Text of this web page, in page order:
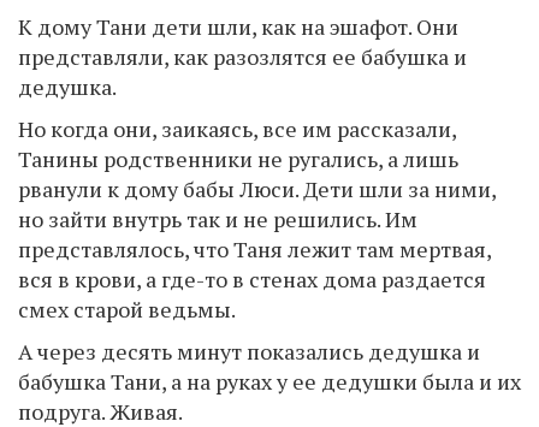
К дому Тани дети шли, как на эшафот. Они
представляли, как разозлятся ее бабушка и
дедушка.
Но когда они, заикаясь, все им рассказали,
Танины родственники не ругались, а лишь
рванули к дому бабы Люси. Дети шли за ними,
но зайти внутрь так и не решились. Им
представлялось, что Таня лежит там мертвая,
вся в крови, а где-то в стенах дома раздается
смех старой ведьмы.
А через десять минут показались дедушка и
бабушка Тани, а на руках у ее дедушки была и их
подруга. Живая.